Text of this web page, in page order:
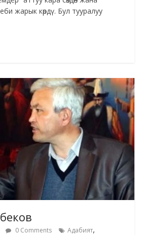
жарык көрдү. Бул тууралуу
0 Comments Адабият,